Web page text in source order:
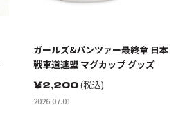
ガールズ&パンツァー最終章 日本
戦車道連盟 マグカップ グッズ
￥2,200(税込)
2026.07.01